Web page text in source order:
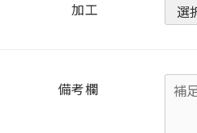
加工
備考欄